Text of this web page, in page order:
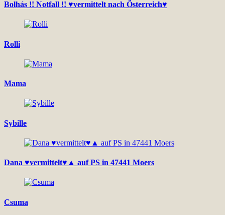
Bolhás !! Notfall !! ♥vermittelt nach Österreich♥
Rolli
Mama
Sybille
Dana ♥vermittelt♥▲ auf PS in 47441 Moers
Csuma